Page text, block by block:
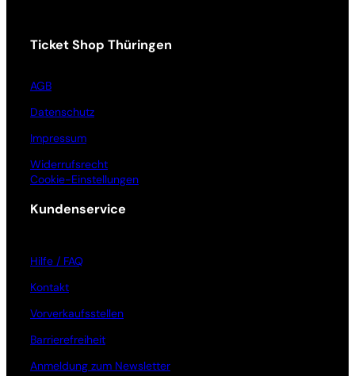
Ticket Shop Thüringen
AGB
Datenschutz
Impressum
Widerrufsrecht
Cookie-Einstellungen
Kundenservice
Hilfe / FAQ
Kontakt
Vorverkaufsstellen
Barrierefreiheit
Anmeldung zum Newsletter